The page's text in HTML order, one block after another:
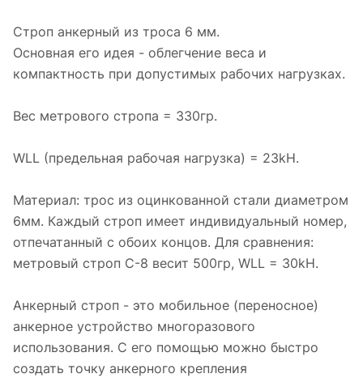
Строп анкерный из троса 6 мм.
Основная его идея - облегчение веса и
компактность при допустимых рабочих нагрузках.
Вес метрового стропа = 330гр.
WLL (предельная рабочая нагрузка) = 23kH.
Материал: трос из оцинкованной стали диаметром
6мм. Каждый строп имеет индивидуальный номер,
отпечатанный с обоих концов. Для сравнения:
метровый строп С-8 весит 500гр, WLL = 30kH.
Анкерный строп - это мобильное (переносное)
анкерное устройство многоразового
использования. С его помощью можно быстро
создать точку анкерного крепления